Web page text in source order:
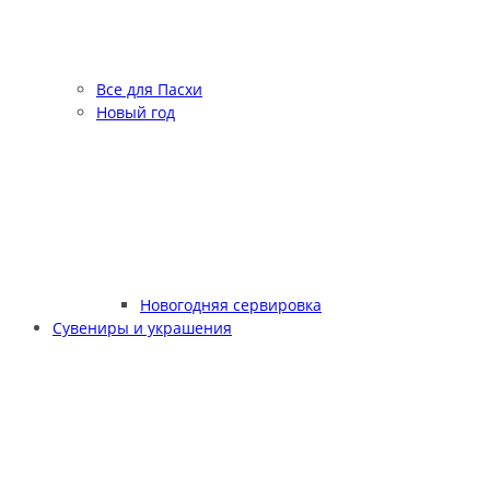
Все для Пасхи
Новый год
Новогодняя сервировка
Сувениры и украшения